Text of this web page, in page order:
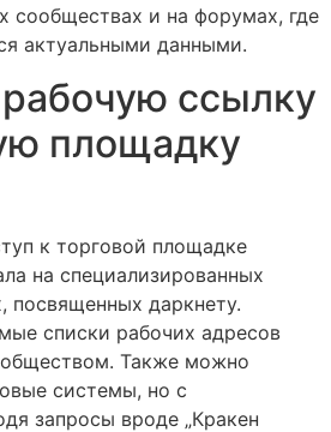
сообществах и на форумах, где
актуальными данными.
ссылку
площадку
к торговой площадке
на специализированных
посвященных даркнету.
списки рабочих адресов
Также можно
системы, но с
запросы вроде „Кракен